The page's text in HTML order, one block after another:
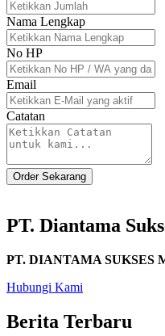
Nama Lengkap
No HP
Email
Catatan
Order Sekarang
PT. Diantama
PT. DIANTAMA SUKSES
Hubungi Kami
Berita Terbaru